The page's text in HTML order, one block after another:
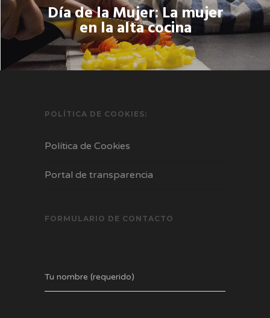
Día de la Mujer: La mujer
en la alta cocina
POLÍTICA DE COOKIES:
Política de Cookies
Portal de transparencia
FORMULARIO DE CONTACTO
Tu nombre (requerido)